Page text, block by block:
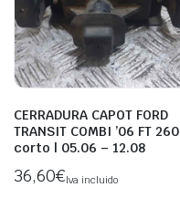
CERRADURA CAPOT FORD
TRANSIT COMBI ’06 FT 260
corto | 05.06 – 12.08
36,60€Iva incluido